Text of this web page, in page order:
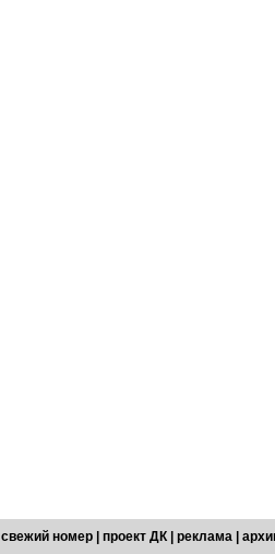
свежий номер проект ДК реклама